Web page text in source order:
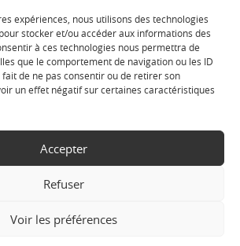
expériences, nous utilisons des technologies
stocker et/ou accéder aux informations des
à ces technologies nous permettra de
que le comportement de navigation ou les ID
fait de ne pas consentir ou de retirer son
un effet négatif sur certaines caractéristiques
Accepter
Refuser
Voir les préférences
Cornillon-Mentions légales
Création de site internet